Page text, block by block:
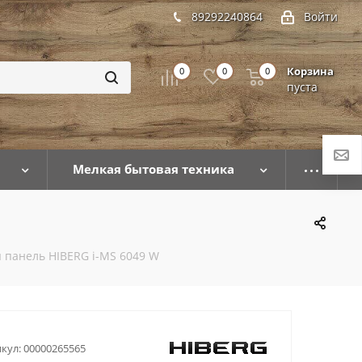
Войти
89292240864
0 0 Корзина
пуста
0
Мелкая бытовая техника
HIBERG i-MS 6049 W
00000265565